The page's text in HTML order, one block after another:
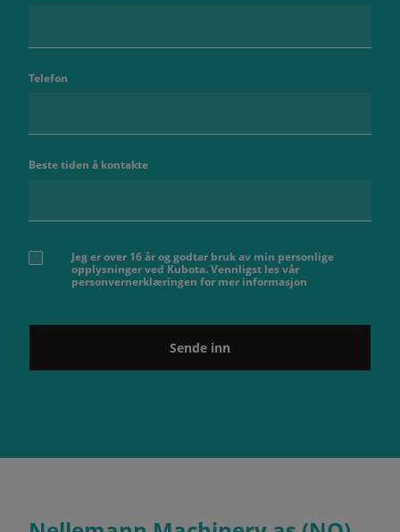
Telefon
Beste tiden å kontakte
Jeg er over 16 år og godtar bruk av min personlige
opplysninger ved Kubota. Vennligst les vår
personvernerklæringen for mer informasjon
Sende inn